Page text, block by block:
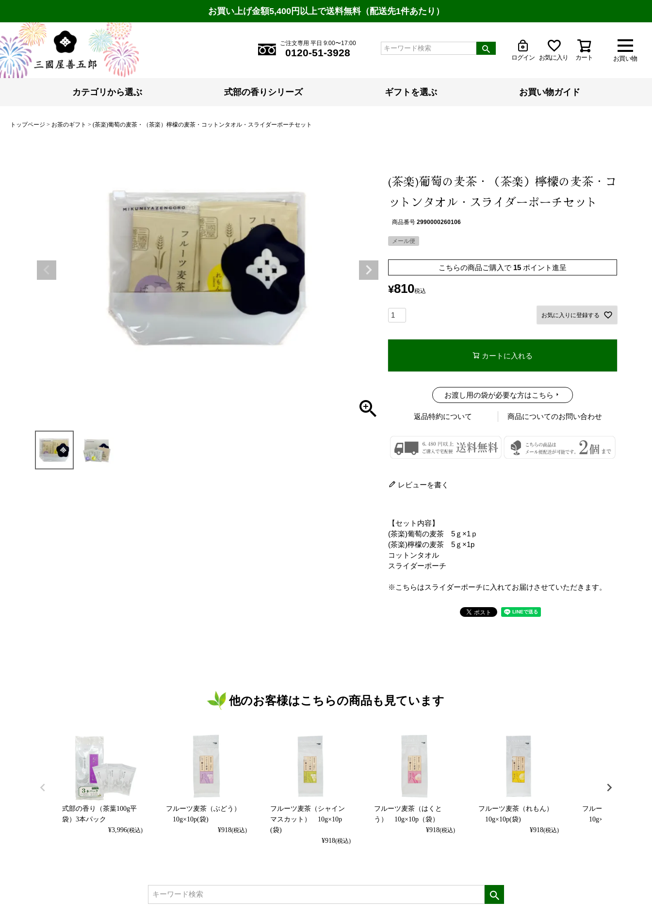
お買い上げ金額5,400円以上で送料無料（配送先1件あたり）
お買い物
ご注文専用 平日 9:00〜17:00
0120-51-3928 ログイン お気に入り カート
カテゴリから選ぶ 式部の香りシリーズ ギフトを選ぶ お買い物ガイド
トップページ お茶のギフト (茶楽)葡萄の麦茶・（茶楽）檸檬の麦茶・コットンタオル・スライダーポーチセット
(茶楽)葡萄の麦茶・（茶楽）檸檬の麦茶・コ
ットンタオル・スライダーポーチセット
商品番号 2990000260106
メール便
こちらの商品ご購入で 15 ポイント進呈
¥810税込
お気に入りに登録する
カートに入れる
お渡し用の袋が必要な方はこちら
返品特約について 商品についてのお問い合わせ
レビューを書く
【セット内容】
(茶楽)葡萄の麦茶 5ｇ×1ｐ
(茶楽)檸檬の麦茶 5ｇ×1p
コットンタオル
スライダーポーチ
※こちらはスライダーポーチに入れてお届けさせていただきます。
他のお客様はこちらの商品も見ています
式部の香り（茶葉100g平
袋）3本パック
¥3,996(税込)
フルーツ麦茶（ぶどう）
10g×10p(袋)
¥918(税込)
フルーツ麦茶（シャイン
マスカット） 10g×10p
(袋)
¥918(税込)
フルーツ麦茶（はくと
う） 10g×10p（袋）
¥918(税込)
フルーツ麦茶（れもん）
10g×10p(袋)
¥918(税込)
フルーツ麦茶（りんご
10g×10p(袋)